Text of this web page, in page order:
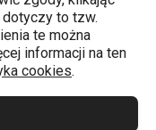
to tzw.
te można
informacji na ten
cookies.